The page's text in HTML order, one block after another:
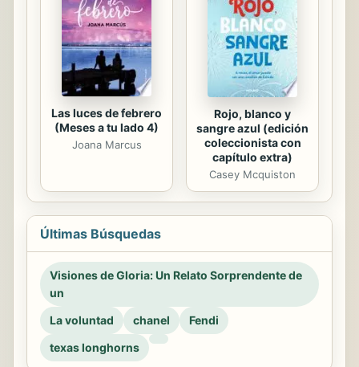
Las luces de febrero
(Meses a tu lado 4)
Joana Marcus
Rojo, blanco y
sangre azul (edición
coleccionista con
capítulo extra)
Casey Mcquiston
Últimas Búsquedas
Visiones de Gloria: Un Relato Sorprendente de
un
La voluntad
chanel
Fendi
texas longhorns